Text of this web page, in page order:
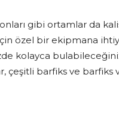
gibi ortamlar da
özel bir ekipmana
kolayca
barfiks ve barfiks